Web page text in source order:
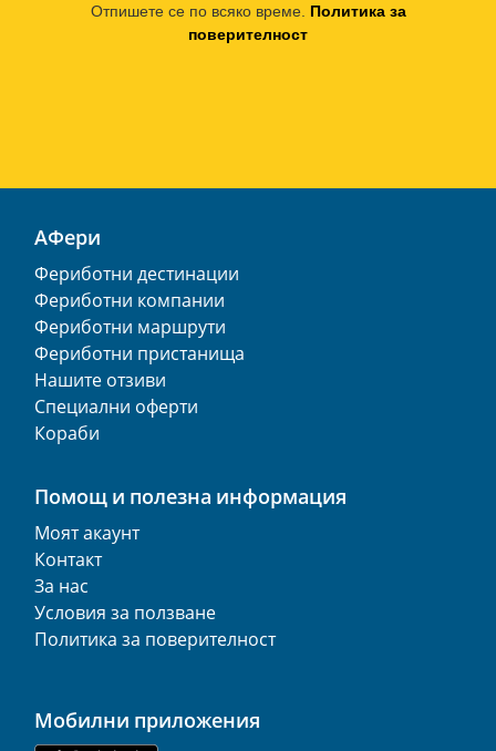
Отпишете се по всяко време. Политика за
поверителност
АФери
Фериботни дестинации
Фериботни компании
Фериботни маршрути
Фериботни пристанища
Нашите отзиви
Специални оферти
Кораби
Помощ и полезна информация
Моят акаунт
Контакт
За нас
Условия за ползване
Политика за поверителност
Мобилни приложения